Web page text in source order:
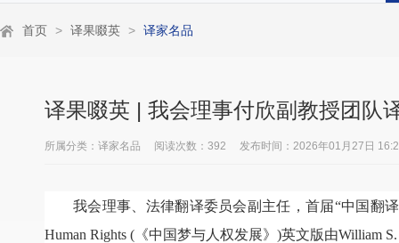
首页 > 译果啜英 > 译家名品
译果啜英 | 我会理事付欣副教授团队
所属分类：译家名品 阅读次数：392 发布时间：2026年01月27日
我会理事、法律翻译委员会副主任，首届“中国翻
Human Rights ( 《中国梦与人权发展》 )英文版由William